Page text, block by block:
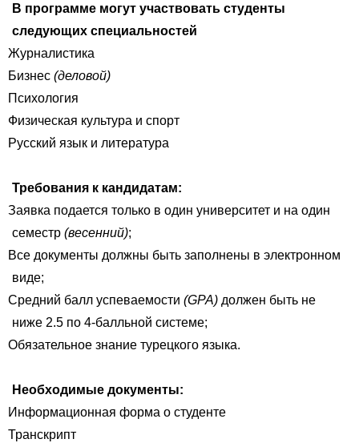
В программе могут участвовать студенты
следующих специальностей
Журналистика
Бизнес (деловой)
Психология
Физическая культура и спорт
Русский язык и литература
Требования к кандидатам:
Заявка подается только в один университет и на один
семестр (весенний);
Все документы должны быть заполнены в электронном
виде;
Средний балл успеваемости (GPA) должен быть не
ниже 2.5 по 4-балльной системе;
Обязательное знание турецкого языка.
Необходимые документы:
Информационная форма о студенте
Транскрипт